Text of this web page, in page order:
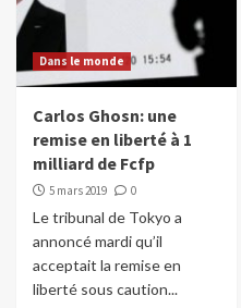
Dans le monde
Carlos Ghosn: une
remise en liberté à 1
milliard de Fcfp
5 mars 2019 0
Le tribunal de Tokyo a
annoncé mardi qu’il
acceptait la remise en
liberté sous caution...